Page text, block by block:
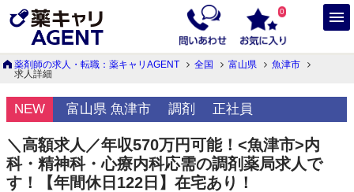
0
薬剤師の求人・転職：薬キャリAGENT 全国 富山県
魚津市
求人詳細
NEW 富山県 魚津市 調剤 正社員
＼高額求人／年収570万円可能！<魚津市>内
科・精神科・心療内科応需の調剤薬局求人で
す！【年間休日122日】在宅あり！